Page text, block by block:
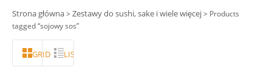
Strona główna> Zestawy do sushi, sake i wiele więcej> Products
tagged “sojowy sos”
GRID LISTA